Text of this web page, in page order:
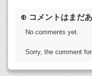
⊕ コメントはまだ
No comments yet.
Sorry, the comment